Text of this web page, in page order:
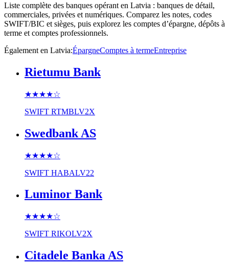
Liste complète des banques opérant en Latvia : banques de détail,
commerciales, privées et numériques. Comparez les notes, codes
SWIFT/BIC et sièges, puis explorez les comptes d’épargne, dépôts à
terme et comptes professionnels.
Également en Latvia:ÉpargneComptes à termeEntreprise
Rietumu Bank
★★★★☆
SWIFT RTMBLV2X
Swedbank AS
★★★★☆
SWIFT HABALV22
Luminor Bank
★★★★☆
SWIFT RIKOLV2X
Citadele Banka AS